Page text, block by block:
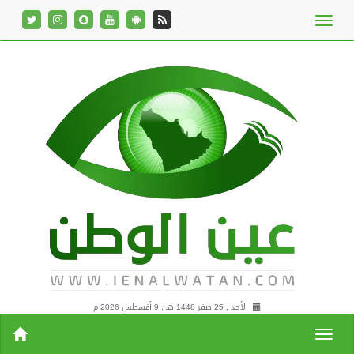
الأحد , 25 صفر 1448 هـ , 9 أغسطس 2026 م